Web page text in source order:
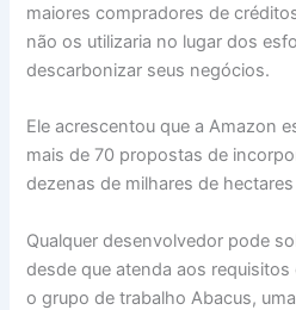
maiores compradores de
não os utilizaria no lugar dos
descarbonizar seus negócios.
Ele acrescentou que a Amazon
mais de 70 propostas de
dezenas de milhares de
Qualquer desenvolvedor pode
desde que atenda aos
o grupo de trabalho Abacus,